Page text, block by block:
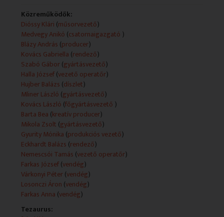
Műsorszolgáltatói ismertető:
Mi érdekli a hölgyeket? Egészség, szerelem,
gyermekek, élet, halál, szomorú és vidám pillanataink. S,
hogy mi érdekli a férfiakat? A hölgyek! Mindenkinek
szól tehát ez a különös című műsor. Érdekes témák,
érzelmes pillanatok, értékes emberek.
Adás: minden hétköznap 17:00, Duna
Ridikül: Magyar találmányok, szellemi hungarikumok
A január 12-i adás tartalmából:
Nagyon büszkének kell lennünk a magyar feltalálóinkra,
hiszen nem csak a magyarok, hanem a világ is nagyon
sokat köszönhet nekik. De vajon milyen ötletből lesz
találmány? Miként működik a szabadalmaztatás? Az
ötletek kimeríthetetlenek? A siker sikert szül? Erről
kérdezzük vendégeinket: Losonczi Áront, Farkas
Józsefet, Várkonyi Pétert és meglepetés
hölgyvendégünket.
Közreműködők:
Dióssy Klári (műsorvezető)
Medvegy Anikó (csatornaigazgató )
Blázy András (producer)
Kovács Gabriella (rendező)
Szabó Gábor(gyártásvezető)
Halla József(vezető operatőr)
Hujber Balázs (díszlet)
Mliner László (gyártásvezető)
Kovács László (főgyártásvezető )
Barta Bea (kreatív producer)
Mikola Zsolt (gyártásvezető)
Gyurity Mónika (produkciós vezető)
Eckhardt Balázs (rendező)
Nemescsói Tamás (vezető operatőr)
Farkas József(vendég)
Várkonyi Péter(vendég)
Losonczi Áron (vendég)
Farkas Anna (vendég)
Tezaurus: